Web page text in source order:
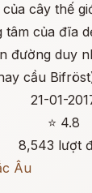
cây thế
tâm của đĩa
đường duy
cầu
21-01-
⭐ 4.8
8,543 lượt
Âu